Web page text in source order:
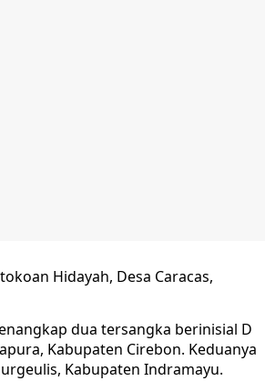
Hidayah, Desa Caracas,
dua tersangka berinisial D
Kabupaten Cirebon. Keduanya
Kabupaten Indramayu.